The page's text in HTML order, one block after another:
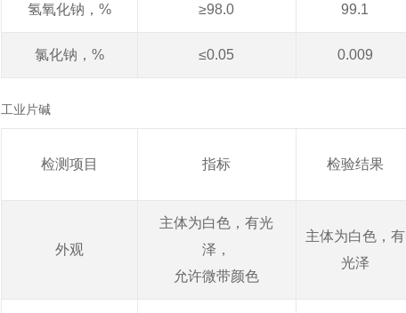
氢氧化钠， % ≥98.0 99.1
氯化钠， % ≤0.05 0.009
工业片碱
检测项目 指标 检验结果
外观
主体为白色，有光
泽，
允许微带颜色
主体为白色，有
光泽